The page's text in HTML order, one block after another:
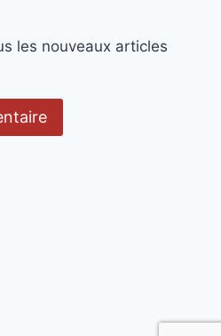
les nouveaux articles